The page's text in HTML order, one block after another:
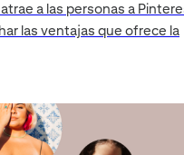
a las personas a
las ventajas que ofrece la